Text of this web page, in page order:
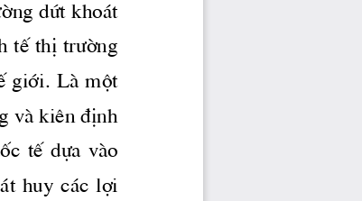
døt kho ̧t
tÕ thÞ tr­êng
giíi. Lμ mét
vμ kiªn ®Þnh
tÕ  dùa  vμo
̧t huy c ̧c lîi